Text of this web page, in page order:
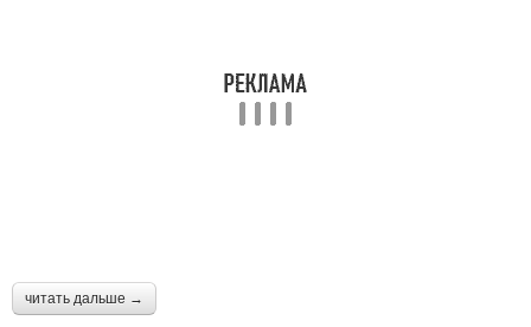
читать дальше →